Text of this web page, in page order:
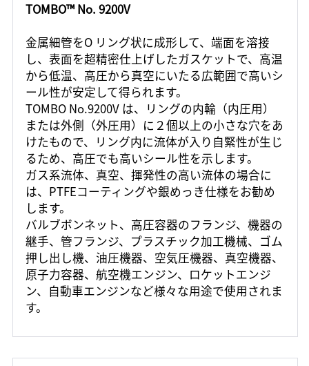
TOMBO™ No. 9200V
金属細管をO リング状に成形して、端面を溶接
し、表面を超精密仕上げしたガスケットで、高温
から低温、高圧から真空にいたる広範囲で高いシ
ール性が安定して得られます。
TOMBO No.9200V は、リングの内輪（内圧用）
または外側（外圧用）に２個以上の小さな穴をあ
けたもので、リング内に流体が入り自緊性が生じ
るため、高圧でも高いシール性を示します。
ガス系流体、真空、揮発性の高い流体の場合に
は、PTFEコーティングや銀めっき仕様をお勧め
します。
バルブボンネット、高圧容器のフランジ、機器の
継手、管フランジ、プラスチック加工機械、ゴム
押し出し機、油圧機器、空気圧機器、真空機器、
原子力容器、航空機エンジン、ロケットエンジ
ン、自動車エンジンなど様々な用途で使用されま
す。